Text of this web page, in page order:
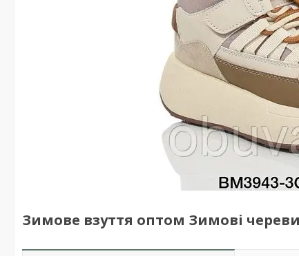
Зимове взуття оптом Зимові